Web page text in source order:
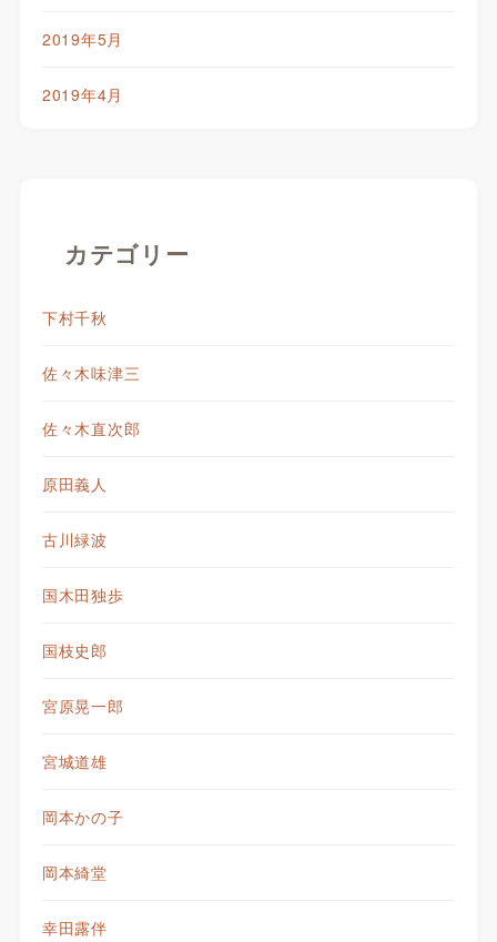
2019年5月
2019年4月
カテゴリー
下村千秋
佐々木味津三
佐々木直次郎
原田義人
古川緑波
国木田独歩
国枝史郎
宮原晃一郎
宮城道雄
岡本かの子
岡本綺堂
幸田露伴